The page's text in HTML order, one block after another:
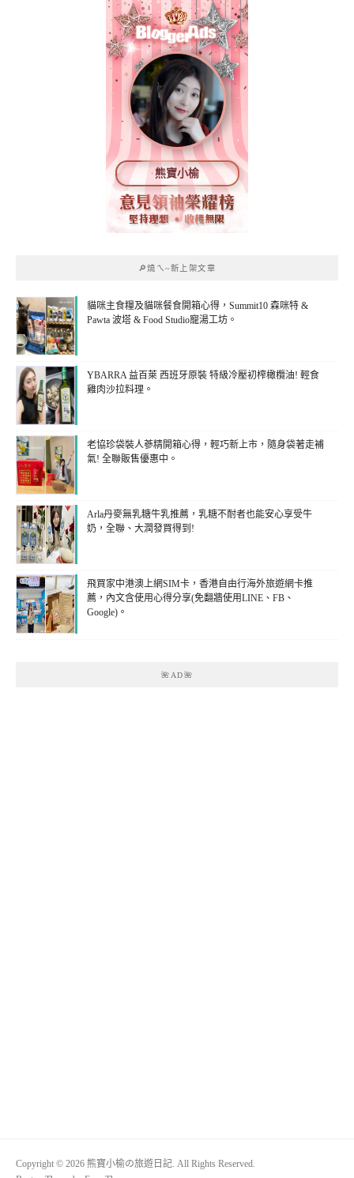
熊寶小榆
🔎燒ㄟ~新上架文章
貓咪主食糧及貓咪餐食開箱心得，Summit10 森咪特 &
Pawta 波塔 & Food Studio寵湯工坊。
YBARRA 益百萊 西班牙原裝 特級冷壓初榨橄欖油! 輕食
雞肉沙拉料理。
老協珍袋裝人蔘精開箱心得，輕巧新上市，隨身袋著走補
氣! 全聯販售優惠中。
Arla丹麥無乳糖牛乳推薦，乳糖不耐者也能安心享受牛
奶，全聯、大潤發買得到!
飛買家中港澳上網SIM卡，香港自由行海外旅遊網卡推
薦，內文含使用心得分享(免翻牆使用LINE、FB、
Google)。
🌺AD🌺
Copyright © 2026 熊寶小榆の旅遊日記. All Rights Reserved.